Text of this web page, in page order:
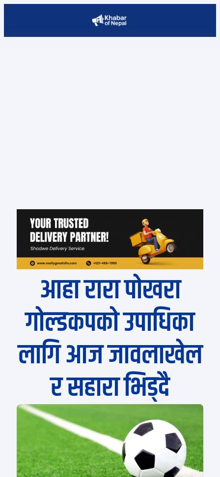
आहा रारा पोखरा
गोल्डकपको उपाधिका
लागि आज जावलाखेल
र सहारा भिड्दै